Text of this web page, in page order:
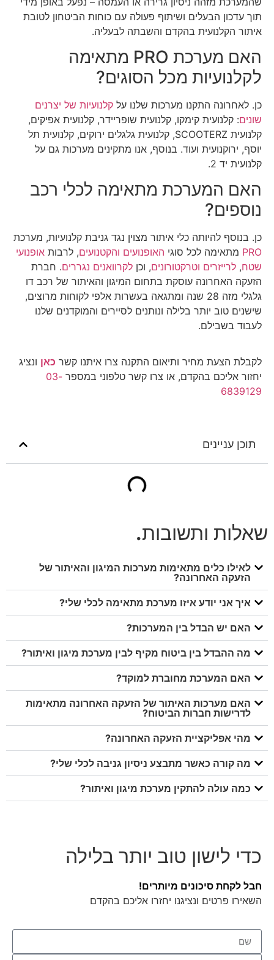
תוך עדכון הבעלים ושיתוף פעולה עם כוחות הביטחון לטובת
איתור הקלנועית בהקדם והשבתה לבעליה.
האם מערכת PRO מתאימה
לקלנועיות מכל הסוגים?
כן. לאחרונה התקנו מערכות שלנו על קלנועיות של יצרנים
שונים: קלנועית קימקו, קלנועית שופריידר, קלנועית אפיקים,
קלנועית SCOOTERZ, קלנועית גלגלים ירוקים, קלנועית תל
יוסף, ירוקנועית ועוד. בנוסף, אנו מתקינים מערכות גם על
קלנועית יד 2.
האם המערכת מתאימה לכלי רכב
נוספים?
כן. בנוסף להיותה כלי איתור מצוין נגד גניבת קלנועיות, מערכת
PRO מתאימה לכל סוגי האופנועים והקטנועים, לרבות אופנועי
שטח, לרייזרים וטרקטורונים, וכן לקרוואנים נגררים. חברת
הזעקה האחרונה עוסקת בתחום המיגון והאיתור של רכב דו
גלגלי מזה 28 שנה ומתגאה בעשרות אלפי לקוחות מרוצים,
שישנים טוב יותר בלילה ונותנים לסיירים והמוקדנים שלנו
לעבוד בשבילם.
לקבלת הצעת מחיר ותיאום התקנה צרו איתנו קשר כאן ונציג
יחזור אליכם בהקדם, או צרו קשר טלפוני במספר 03-
6839129
תוכן עניינים
שאלות ותשובות.
לאילו כלים מתאימות מערכות המיגון והאיתור של
הזעקה האחרונה?
איך אני יודע איזו מערכת מתאימה לכלי שלי?
האם יש הבדל בין המערכות?
מה ההבדל בין ביטוח מקיף לבין מערכת מיגון ואיתור?
האם המערכת מחוברת למוקד?
האם מערכות האיתור של הזעקה האחרונה מתאימות
לדרישות חברות הביטוח?
מהי אפליקציית הזעקה האחרונה?
מה קורה כאשר מתבצע ניסיון גניבה לכלי שלי?
כמה עולה להתקין מערכת מיגון ואיתור?
כדי לישון טוב יותר בלילה
חבל לקחת סיכונים מיותרים!
השאירו פרטים ונציגנו יחזרו אליכם בהקדם